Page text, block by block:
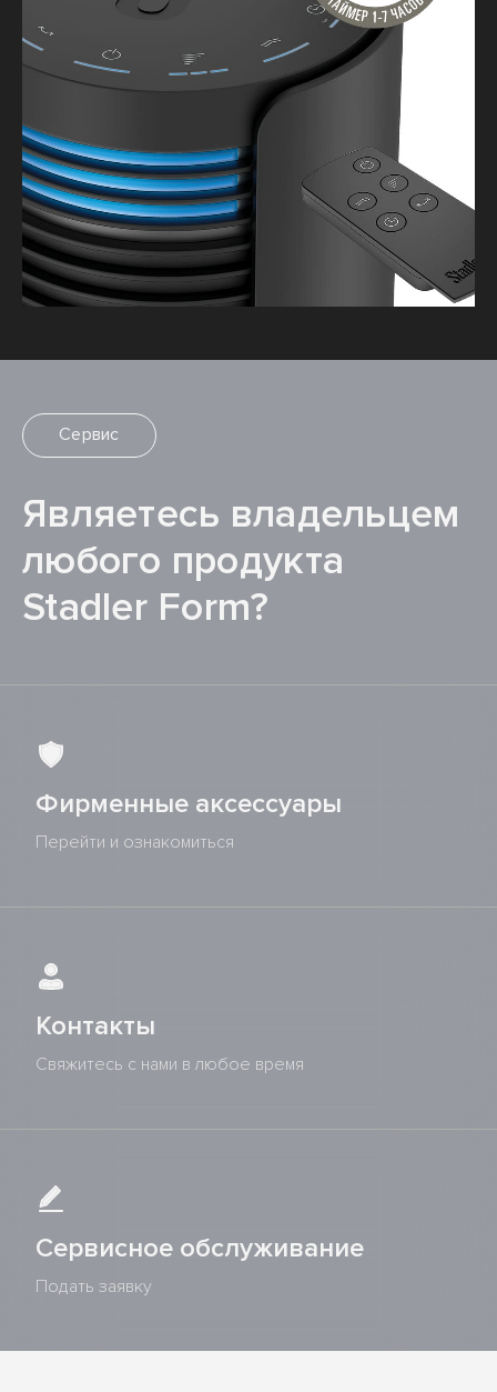
Сервис
Являетесь владельцем
любого продукта
Stadler Form?
Фирменные аксессуары
Перейти и ознакомиться
Контакты
Свяжитесь с нами в любое время
Сервисное обслуживание
Подать заявку